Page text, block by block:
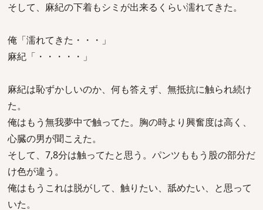
そして、麻紀の下着もシミが出来るくらい濡れてきた。
俺「濡れてきた・・・」
麻紀「・・・・・」
麻紀は恥ずかしいのか、何も答えず、無抵抗に触られ続け
た。
俺はもう無我夢中で触ってた。胸の時より興奮度は高く、
心臓の男が聞こえた。
そして、7,8分は触ってたと思う。パンツももう股の部分だ
け色が違う。
俺はもうこれは脱がして、触りたい、舐めたい、と思って
いた。